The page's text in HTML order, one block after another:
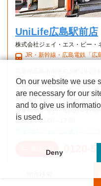
UniLife広島駅前店
株式会社ジェイ・エス・ビー・
JR・新幹線・広島電鉄「広
免許番号：国土交通大臣(6)第
加盟団体：（公社）全日本不動
首都圏不動産公正取引協議会
営業時間： 平日：10:00～17:00
土日祝：10:00～17:00
通話無料 0120-
On our website we use
are necessary for our
and to give us
is used.
Deny